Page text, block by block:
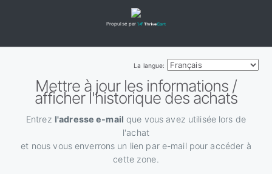
Propulsé par
La langue:
Mettre à jour les informations /
afficher l'historique des achats
Entrez l'adresse e-mail que vous avez utilisée lors de
l'achat
et nous vous enverrons un lien par e-mail pour accéder à
cette zone.